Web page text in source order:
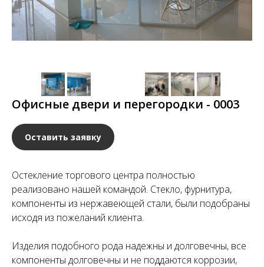
Офисные двери и перегородки - 0003
Оставить заявку
Остекление торгового центра полностью
реализовано нашей командой. Стекло, фурнитура,
компоненты из нержавеющей стали, были подобраны
исходя из пожеланий клиента.
Изделия подобного рода надежны и долговечны, все
компоненты долговечны и не поддаются коррозии,